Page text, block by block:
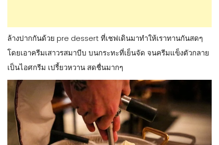
ล้างปากกันด้วย pre dessert ที่เชฟเดินมาทำให้เราทานกันสดๆ
โดยเอาครีมเสาวรสมาบีบ บนกระทะที่เย็นจัด จนครีมแข็งตัวกลาย
เป็นไอศกรีม เปรี้ยวหวาน สดชื่นมากๆ